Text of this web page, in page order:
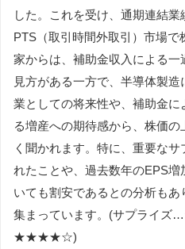
した。これを受け、通期連結業
PTS（取引時間外取引）市場
家からは、補助金収入による一
見方がある一方で、半導体製
業としての将来性や、補助金
る増産への期待感から、株価
く聞かれます。特に、重要な
れたことや、過去数年のEPS
いても割安であるとの分析も
集まっています。(サプラ
★★★★☆)